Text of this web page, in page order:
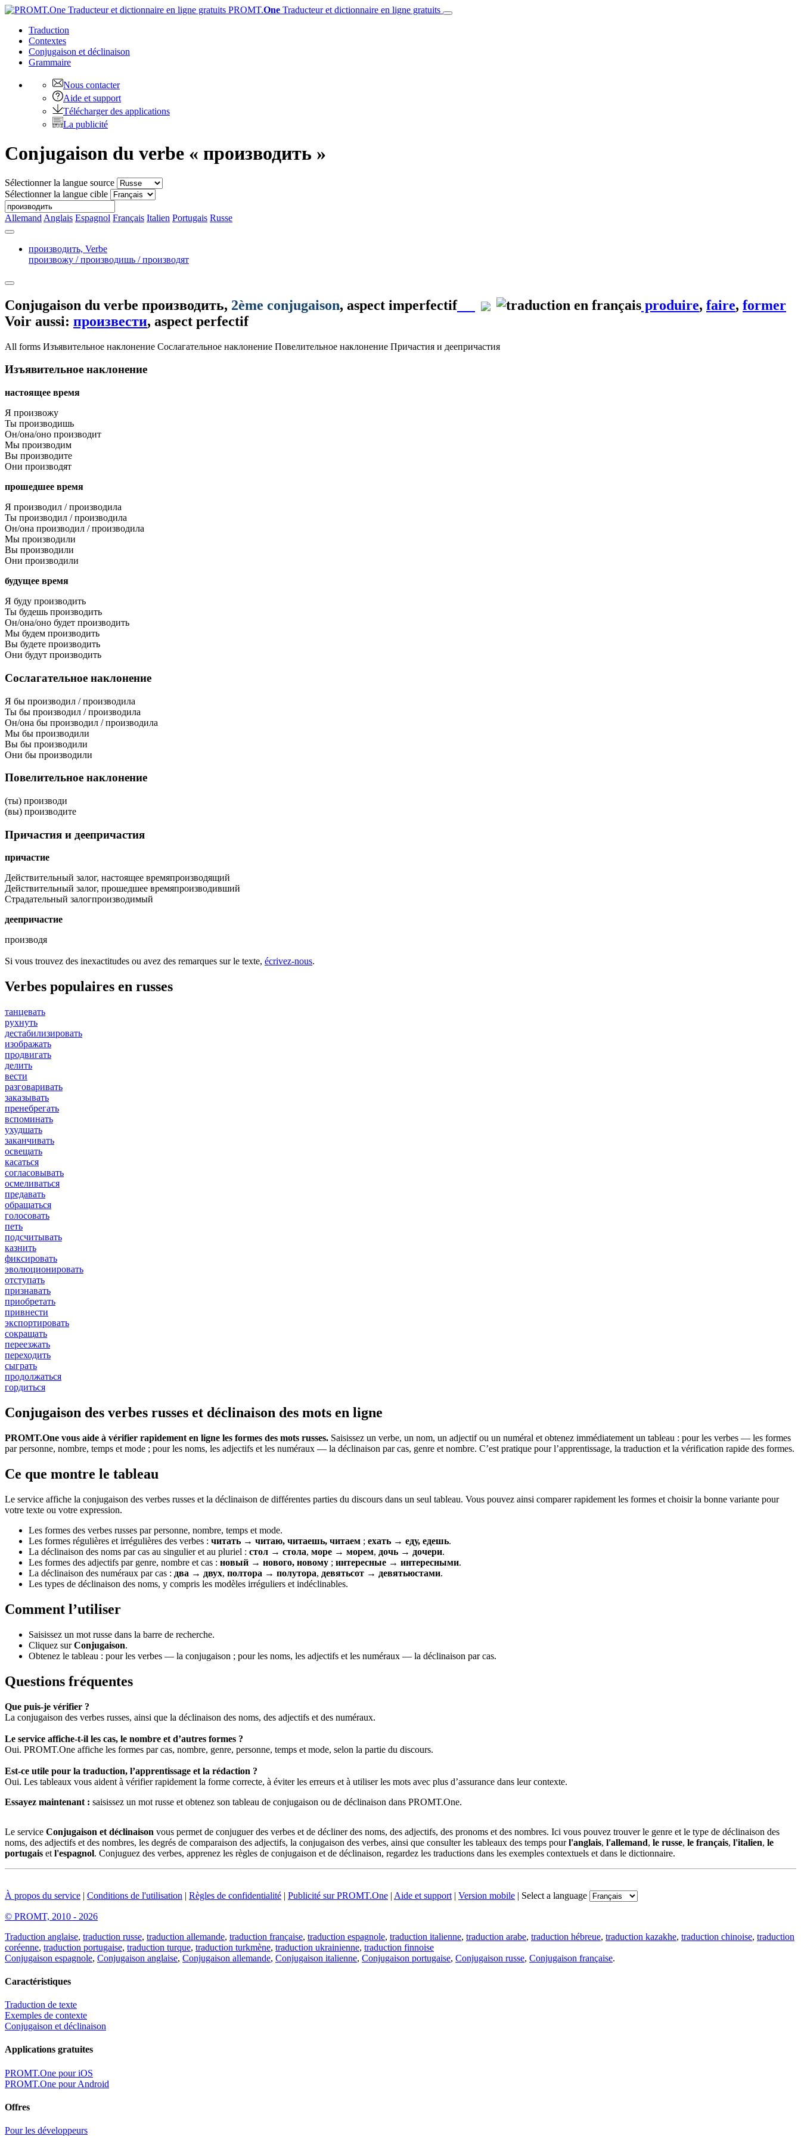
PROMT.One Traducteur et dictionnaire en ligne gratuits
Traduction
Contextes
Conjugaison et déclinaison
Grammaire
Nous contacter
Aide et support
Télécharger des applications
La publicité
Conjugaison du verbe « производить »
Sélectionner la langue source
Sélectionner la langue cible
Allemand Anglais Espagnol Français Italien Portugais Russe
производить, Verbe
произвожу / производишь / производят
Conjugaison du verbe производить, 2ème conjugaison, aspect imperfectif produire, faire, former
Voir aussi: произвести, aspect perfectif
All forms Изъявительное наклонение Сослагательное наклонение Повелительное наклонение Причастия и деепричастия
Изъявительное наклонение
настоящее время
Я произвожу
Ты производишь
Он/она/оно производит
Мы производим
Вы производите
Они производят
прошедшее время
Я производил / производила
Ты производил / производила
Он/она производил / производила
Мы производили
Вы производили
Они производили
будущее время
Я буду производить
Ты будешь производить
Он/она/оно будет производить
Мы будем производить
Вы будете производить
Они будут производить
Сослагательное наклонение
Я бы производил / производила
Ты бы производил / производила
Он/она бы производил / производила
Мы бы производили
Вы бы производили
Они бы производили
Повелительное наклонение
(ты) производи
(вы) производите
Причастия и деепричастия
причастие
Действительный залог, настоящее времяпроизводящий
Действительный залог, прошедшее времяпроизводивший
Страдательный залогпроизводимый
деепричастие
производя
Si vous trouvez des inexactitudes ou avez des remarques sur le texte, écrivez-nous.
Verbes populaires en russes
танцевать
рухнуть
дестабилизировать
изображать
продвигать
делить
вести
разговаривать
заказывать
пренебрегать
вспоминать
ухудшать
заканчивать
освещать
касаться
согласовывать
осмеливаться
предавать
обращаться
голосовать
петь
подсчитывать
казнить
фиксировать
эволюционировать
отступать
признавать
приобретать
привнести
экспортировать
сокращать
переезжать
переходить
сыграть
продолжаться
гордиться
Conjugaison des verbes russes et déclinaison des mots en ligne
PROMT.One vous aide à vérifier rapidement en ligne les formes des mots russes. Saisissez un verbe, un nom, un adjectif ou un numéral et obtenez immédiatement un tableau : pour les verbes — les formes
par personne, nombre, temps et mode ; pour les noms, les adjectifs et les numéraux — la déclinaison par cas, genre et nombre. C’est pratique pour l’apprentissage, la traduction et la vérification rapide des formes.
Ce que montre le tableau
Le service affiche la conjugaison des verbes russes et la déclinaison de différentes parties du discours dans un seul tableau. Vous pouvez ainsi comparer rapidement les formes et choisir la bonne variante pour
votre texte ou votre expression.
Les formes des verbes russes par personne, nombre, temps et mode.
Les formes régulières et irrégulières des verbes : читать → читаю, читаешь, читаем ; ехать → еду, едешь.
La déclinaison des noms par cas au singulier et au pluriel : стол → стола, море → морем, дочь → дочери.
Les formes des adjectifs par genre, nombre et cas : новый → нового, новому ; интересные → интересными.
La déclinaison des numéraux par cas : два → двух, полтора → полутора, девятьсот → девятьюстами.
Les types de déclinaison des noms, y compris les modèles irréguliers et indéclinables.
Comment l’utiliser
Saisissez un mot russe dans la barre de recherche.
Cliquez surConjugaison.
Obtenez le tableau : pour les verbes — la conjugaison ; pour les noms, les adjectifs et les numéraux — la déclinaison par cas.
Questions fréquentes
Que puis-je vérifier ?
La conjugaison des verbes russes, ainsi que la déclinaison des noms, des adjectifs et des numéraux.
Le service affiche-t-il les cas, le nombre et d’autres formes ?
Oui. PROMT.One affiche les formes par cas, nombre, genre, personne, temps et mode, selon la partie du discours.
Est-ce utile pour la traduction, l’apprentissage et la rédaction ?
Oui. Les tableaux vous aident à vérifier rapidement la forme correcte, à éviter les erreurs et à utiliser les mots avec plus d’assurance dans leur contexte.
Essayez maintenant : saisissez un mot russe et obtenez son tableau de conjugaison ou de déclinaison dans PROMT.One.
Le service Conjugaison et déclinaison vous permet de conjuguer des verbes et de décliner des noms, des adjectifs, des pronoms et des nombres. Ici vous pouvez trouver le genre et le type de déclinaison des
noms, des adjectifs et des nombres, les degrés de comparaison des adjectifs, la conjugaison des verbes, ainsi que consulter les tableaux des temps pourl'anglais, l'allemand, le russe, le français, l'italien, le
portugais et l'espagnol. Conjuguez des verbes, apprenez les règles de conjugaison et de déclinaison, regardez les traductions dans les exemples contextuels et dans le dictionnaire.
À propos du service | Conditions de l'utilisation | Règles de confidentialité | Publicité sur PROMT.One | Aide et support | Version mobile | Select a language
© PROMT, 2010 - 2026
Traduction anglaise, traduction russe, traduction allemande, traduction française, traduction espagnole, traduction italienne, traduction arabe, traduction hébreue, traduction kazakhe, traduction chinoise, traduction
coréenne, traduction portugaise, traduction turque, traduction turkmène, traduction ukrainienne, traduction finnoise
Conjugaison espagnole, Conjugaison anglaise, Conjugaison allemande, Conjugaison italienne, Conjugaison portugaise, Conjugaison russe, Conjugaison française.
Caractéristiques
Traduction de texte
Exemples de contexte
Conjugaison et déclinaison
Applications gratuites
PROMT.One pour iOS
PROMT.One pour Android
Offres
Pour les développeurs